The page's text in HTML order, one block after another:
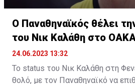
θα αποφασιστεί και η συμμετοχή
Τουρκ Τέλεκομ στην Euroleague
Ο Παναθηναϊκός θέλει
του Νικ Καλάθη στο
24.06.2023 13:32
Το status του Νικ Καλάθη στη
θολό, με τον Παναθηναϊκό να